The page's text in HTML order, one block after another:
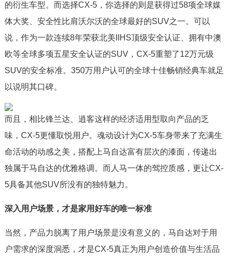
的衍生车型。而选择CX-5，你选择的则是获得过58项全球媒
体大奖、安全性比肩沃尔沃的全球最好的SUV之一。可以
说，作为一款连续8年荣获北美IIHS顶级安全认证、拥有中澳
欧等全球多项五星安全认证的SUV，CX-5重塑了12万元级
SUV的安全标准。350万用户认可的全球十佳畅销经典车就足
以说明其口碑。
而且，相比锋兰达、逍客这样的经济适用型取向产品的乏
味，CX-5更懂取悦用户。魂动设计为CX-5车身带来了充满生
命活动的动感之美，搭配上马自达富有层次的漆面，传递出
独属于马自达的优雅格调。而人马一体的驾控质感，更让CX-
5具备其他SUV所没有的独特魅力。
深入用户场景，才是家用好车的唯一标准
当然，产品力脱离了用户场景是没有意义的，马自达对于用
户需求的深度洞悉，才是CX-5真正为用户创造价值与生活品